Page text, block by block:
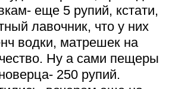
еще 5 рупий, кстати,
лавочник, что у них
водки, матрешек на
Ну а сами пещеры
250 рупий.